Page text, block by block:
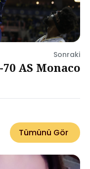
Sonraki
AS Monaco
Tümünü Gör